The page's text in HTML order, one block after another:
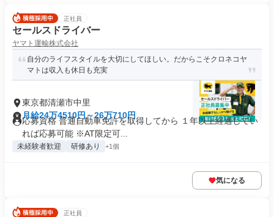
正社員
セールスドライバー
ヤマト運輸株式会社
自分のライフスタイルを大切にしてほしい。だからこそクロネコヤ
マトは収入も休日も充実
東京都清瀬市中里
月給24万4510円～26万710円
応募資格 普通自動車免許を取得してから １年以上経過してい
れば応募可能 ※AT限定可...
未経験者歓迎 研修あり +1個
気になる
正社員